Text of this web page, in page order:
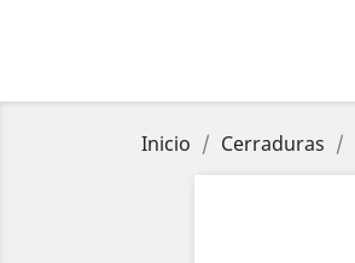
Inicio Cerraduras